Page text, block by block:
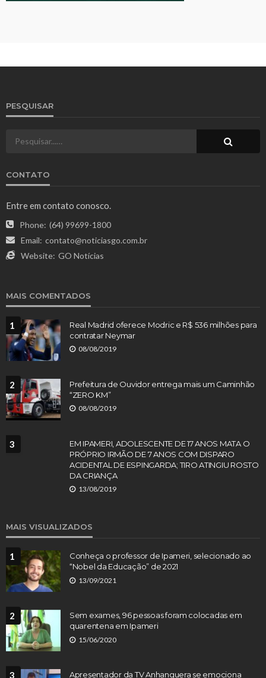
PESQUISAR
CONTATO
Entre em contato conosco.
Phone: (64) 99699-1800
Email: contato@noticiasgo.com.br
Website: GO Notícias
MAIS COMENTADOS
1
Real Madrid oferece Modric e R$ 536 milhões para
contratar Neymar
08/08/2019
2
Prefeitura de Ouvidor entrega mais um Caminhão
“ZERO KM”
08/08/2019
3
EM IPAMERI, ADOLESCENTE DE 17 ANOS MATA O
PRÓPRIO IRMÃO DE 7 ANOS COM DISPARO
ACIDENTAL DE ESPINGARDA; TIRO ATINGIU ROSTO
DA CRIANÇA
13/08/2019
MAIS VISUALIZADOS
1
Conheça o professor de Ipameri, selecionado ao
“Nobel da Educação” de 2021
13/09/2021
2
Sem exames, 96 pessoas foram colocadas em
quarentena em Ipameri
15/06/2020
3 Apresentador da TV Anhanguera se emociona